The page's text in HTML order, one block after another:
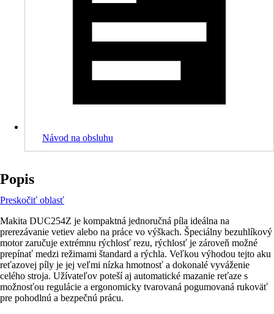
Návod na obsluhu
Popis
Preskočiť oblasť
Makita DUC254Z je kompaktná jednoručná píla ideálna na
prerezávanie vetiev alebo na práce vo výškach. Špeciálny bezuhlíkový
motor zaručuje extrémnu rýchlosť rezu, rýchlosť je zároveň možné
prepínať medzi režimami štandard a rýchla. Veľkou výhodou tejto aku
reťazovej píly je jej veľmi nízka hmotnosť a dokonalé vyváženie
celého stroja. Užívateľov poteší aj automatické mazanie reťaze s
možnosťou regulácie a ergonomicky tvarovaná pogumovaná rukoväť
pre pohodlnú a bezpečnú prácu.